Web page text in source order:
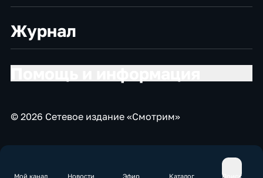
Журнал
© 2026 Сетевое издание «Смотрим»